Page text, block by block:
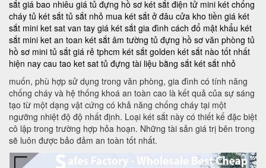
sắt giá bao nhiêu giá tủ đựng hồ sơ két sắt điện tử mini két chống
cháy tủ két sắt tủ sắt nhỏ mua két sắt ở đâu cửa kho tiền giá két
sắt mini ket sat van tay giá két sắt gia đình cách đổ mật khẩu két
sắt mini ket an toan két sắt âm tường tủ đựng hồ sơ văn phòng tủ
hồ sơ mini tủ sắt giá rẻ tphcm két sắt golden két sắt nào tốt nhất
hiện nay cau tao ket sat tủ đựng tài liệu bằng sắt két sắt nhỏ
muốn, phù hợp sử dụng trong văn phòng, gia đình có tính năng
chống cháy và hệ thống khoá an toàn cao là kết quả của sự sáng
tạo từ một dạng vật cứng có khả năng chống cháy tại một
ngưỡng nhiệt độ độ nhất định. Loại két sắt này có thiết kế đặc biệt
cô lập trong trường hợp hỏa hoạn. Những tài sản giá trị bên trong
sẽ luôn được bảo đảm an toàn tốt nhất.